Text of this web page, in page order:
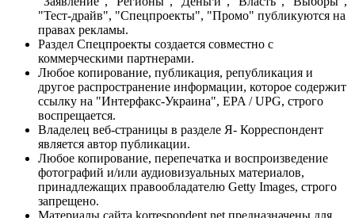
"Тест-драйв", "Спецпроекты", "Промо" публикуются на
правах рекламы.
Раздел Спецпроекты создается совместно с
коммерческими партнерами.
Любое копирование, публикация, републикация и
другое распространение информации, которое содержит
ссылку на "Интерфакс-Украина", EPA / UPG, строго
воспрещается.
Владелец веб-страницы в разделе Я- Корреспондент
является автор публикации.
Любое копирование, перепечатка и воспроизведение
фотографий и/или аудиовизуальных материалов,
принадлежащих правообладателю Getty Images, строго
запрещено.
Материалы сайта korrespondent.net предназначены для